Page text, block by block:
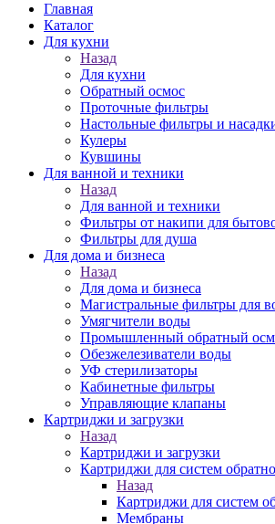
Главная
Каталог
Для кухни
Назад
Для кухни
Обратный осмос
Проточные фильтры
Настольные фильтры и
Кулеры
Кувшины
Для ванной и техники
Назад
Для ванной и техники
Фильтры от накипи для
Фильтры для душа
Для дома и бизнеса
Назад
Для дома и бизнеса
Магистральные фильтры для
Умягчители воды
Промышленный обратный
Обезжелезиватели воды
УФ стерилизаторы
Кабинетные фильтры
Управляющие клапаны
Картриджи и загрузки
Назад
Картриджи и загрузки
Картриджи для систем
Назад
Картриджи для систем
Мембраны